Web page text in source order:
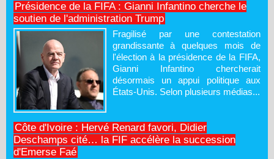
Présidence de la FIFA : Gianni Infantino cherche le
soutien de l'administration Trump
Fragilisé par une contestation
grandissante à quelques mois de
l'élection à la présidence de la FIFA,
Gianni Infantino chercherait
désormais un appui politique aux
États-Unis. Selon plusieurs médias...
Côte d'Ivoire : Hervé Renard favori, Didier
Deschamps cité… la FIF accélère la succession
d'Emerse Faé